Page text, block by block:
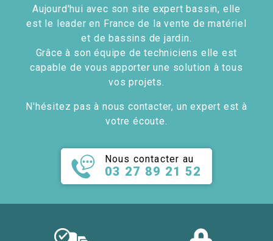
Aujourd'hui avec son site expert bassin, elle
est le leader en France de la vente de matériel
et de bassins de jardin.
Grâce à son équipe de techniciens elle est
capable de vous apporter une solution à tous
vos projets.
N'hésitez pas à nous contacter, un expert est à
votre écoute.
Nous contacter au
03 27 89 21 52